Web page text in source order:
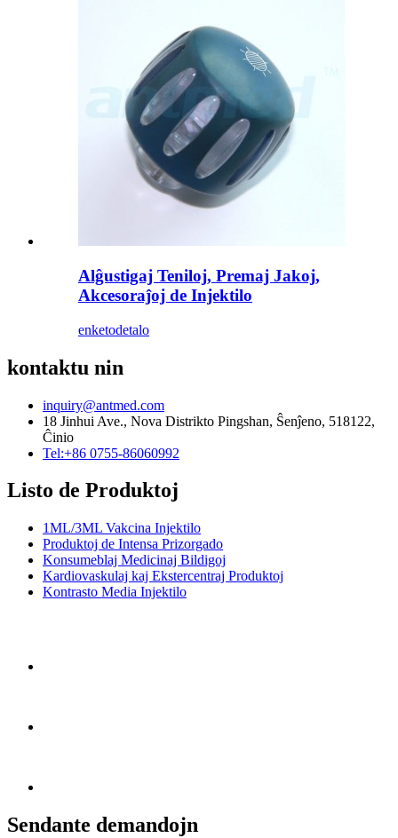
Alĝustigaj Teniloj, Premaj Jakoj,
Akcesoraĵoj de Injektilo
enketodetalo
kontaktu nin
inquiry@antmed.com
18 Jinhui Ave., Nova Distrikto Pingshan, Ŝenĵeno, 518122,
Ĉinio
Tel:+86 0755-86060992
Listo de Produktoj
1ML/3ML Vakcina Injektilo
Produktoj de Intensa Prizorgado
Konsumeblaj Medicinaj Bildigoj
Kardiovaskulaj kaj Ekstercentraj Produktoj
Kontrasto Media Injektilo
Sendante demandojn